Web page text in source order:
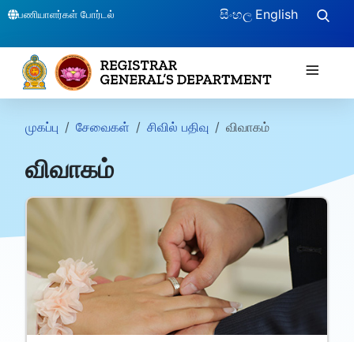
பணியாளர்கள் போர்டல் සිංහල English
≡
முகப்பு சேவைகள் சிவில் பதிவு விவாகம்
விவாகம்